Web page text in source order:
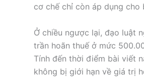
cơ chế chỉ còn áp dụng cho
Ở chiều ngược lại, đạo luật
trần hoãn thuế ở mức
Tính đến thời điểm bài viết
không bị giới hạn về giá trị